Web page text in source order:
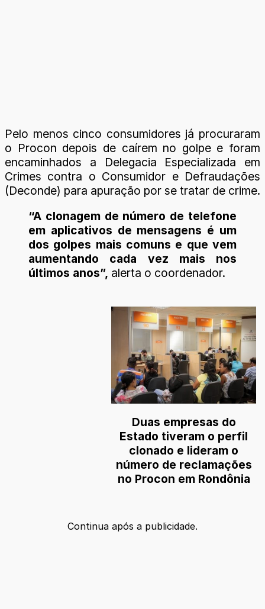
Pelo menos cinco consumidores já procuraram
o Procon depois de caírem no golpe e foram
encaminhados a Delegacia Especializada em
Crimes contra o Consumidor e Defraudações
(Deconde) para apuração por se tratar de crime.
“A clonagem de número de telefone
em aplicativos de mensagens é um
dos golpes mais comuns e que vem
aumentando cada vez mais nos
últimos anos”, alerta o coordenador.
Duas empresas do
Estado tiveram o perfil
clonado e lideram o
número de reclamações
no Procon em Rondônia
Continua após a publicidade.